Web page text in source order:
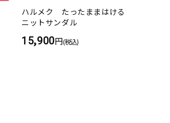
ハルメク たったままはける
ニットサンダル
15,900円(税込)